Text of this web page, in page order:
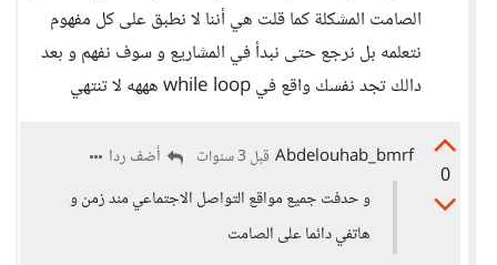
الصامت المشكلة كما قلت هي أننا لا نطبق على كل مفهوم
نتعلمه بل نرجع حتى نبدأ في المشاريع و سوف نفهم و بعد
دالك تجد نفسك واقع في while loop هههه لا تنتهي
0
Abdelouhab_bmrf قبل 3 سنوات
أضف ردا
و حدفت جميع مواقع التواصل الاجتماعي مند زمن و
هاتفي دائما على الصامت